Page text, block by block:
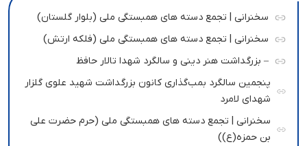
سخنرانی | تجمع دسته های همبستگی ملی (بلوار گلستان)
سخنرانی | تجمع دسته های همبستگی ملی (فلکه ارتش)
– بزرگداشت هنر دینی و سالگرد شهدا تالار حافظ
پنجمین سالگرد بمب‌گذاری کانون بزرگداشت شهید علوی گلزار
شهدای لامرد
سخنرانی | تجمع دسته های همبستگی ملی (حرم حضرت علی
بن حمزه(ع))